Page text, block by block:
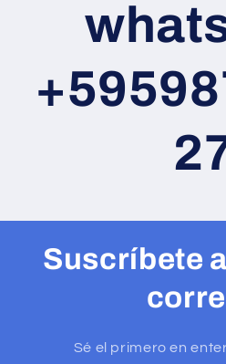
Suscríbete
Sé el primero en